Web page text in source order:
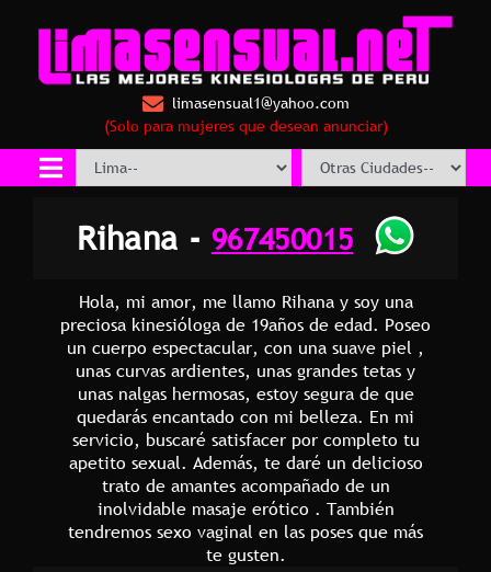
limasensual1@yahoo.com
(Solo para mujeres que desean anunciar)
Rihana - 967450015
Hola, mi amor, me llamo Rihana y soy una
preciosa kinesióloga de 19años de edad. Poseo
un cuerpo espectacular, con una suave piel ,
unas curvas ardientes, unas grandes tetas y
unas nalgas hermosas, estoy segura de que
quedarás encantado con mi belleza. En mi
servicio, buscaré satisfacer por completo tu
apetito sexual. Además, te daré un delicioso
trato de amantes acompañado de un
inolvidable masaje erótico . También
tendremos sexo vaginal en las poses que más
te gusten.